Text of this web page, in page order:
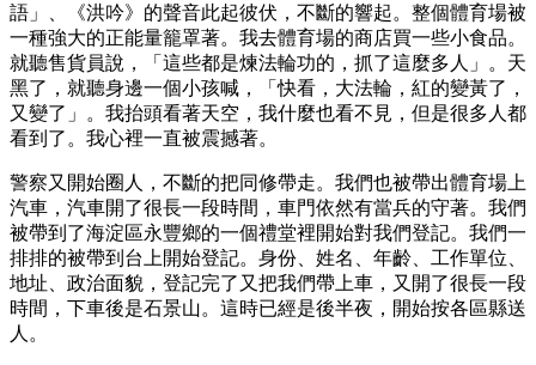
語」、《洪吟》的聲音此起彼伏，不斷的響起。整個體育場被
一種強大的正能量籠罩著。我去體育場的商店買一些小食品。
就聽售貨員說，「這些都是煉法輪功的，抓了這麼多人」。天
黑了，就聽身邊一個小孩喊，「快看，大法輪，紅的變黃了，
又變了」。我抬頭看著天空，我什麼也看不見，但是很多人都
看到了。我心裡一直被震撼著。
警察又開始圈人，不斷的把同修帶走。我們也被帶出體育場上
汽車，汽車開了很長一段時間，車門依然有當兵的守著。我們
被帶到了海淀區永豐鄉的一個禮堂裡開始對我們登記。我們一
排排的被帶到台上開始登記。身份、姓名、年齡、工作單位、
地址、政治面貌，登記完了又把我們帶上車，又開了很長一段
時間，下車後是石景山。這時已經是後半夜，開始按各區縣送
人。